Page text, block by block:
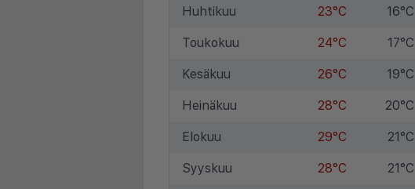
Huhtikuu 23°C 16°C
Toukokuu 24°C 17°C
Kesäkuu 26°C 19°C
Heinäkuu 28°C 20°C
Elokuu 29°C 21°C
Syyskuu 28°C 21°C